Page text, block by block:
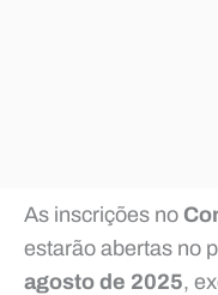
As inscrições no
estarão abertas no
agosto de 2025,